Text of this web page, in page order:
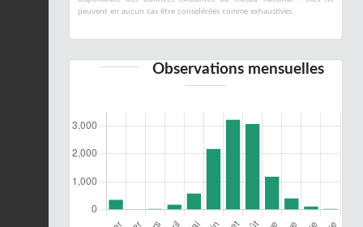
peuvent en aucun cas être considérées comme exhaustives.
Observations mensuelles